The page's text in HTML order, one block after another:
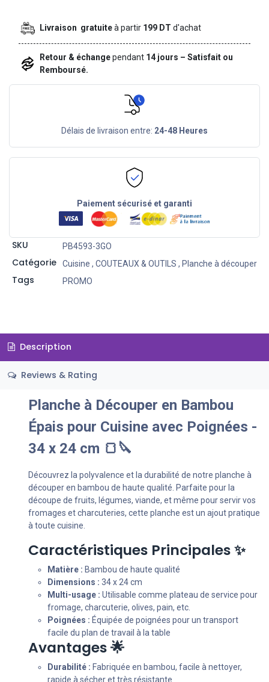
Livraison gratuiteà partir 199 DTd'achat
Retour & échangependant 14 jours – Satisfait ou
Remboursé.
Délais de livraison entre: 24-48 Heures
Paiement sécurisé et garanti
SKU PB4593-3GO
Catégorie Cuisine , COUTEAUX & OUTILS , Planche à découper
Tags PROMO
Description
Reviews & Rating
Planche à Découper en Bambou
Épais pour Cuisine avec Poignées -
34 x 24 cm 🍞🔪
Découvrez la polyvalence et la durabilité de notre planche à
découper en bambou de haute qualité. Parfaite pour la
découpe de fruits, légumes, viande, et même pour servir vos
fromages et charcuteries, cette planche est un ajout pratique
à toute cuisine.
Caractéristiques Principales ✨
Matière : Bambou de haute qualité
Dimensions : 34 x 24 cm
Multi-usage : Utilisable comme plateau de service pour
fromage, charcuterie, olives, pain, etc.
Poignées : Équipée de poignées pour un transport
facile du plan de travail à la table
Avantages 🌟
Durabilité : Fabriquée en bambou, facile à nettoyer,
rapide à sécher et très résistante